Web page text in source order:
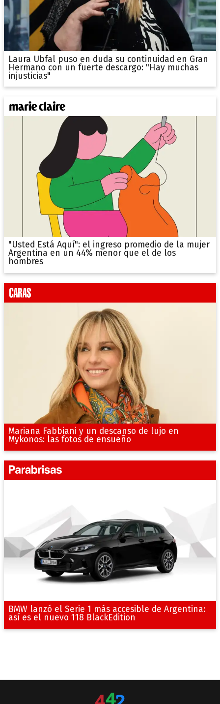
Laura Ubfal puso en duda su continuidad en Gran
Hermano con un fuerte descargo: "Hay muchas
injusticias"
"Usted Está Aquí": el ingreso promedio de la mujer
Argentina en un 44% menor que el de los
hombres
Mariana Fabbiani y un descanso de lujo en
Mykonos: las fotos de ensueño
BMW lanzó el Serie 1 más accesible de Argentina:
así es el nuevo 118 BlackEdition